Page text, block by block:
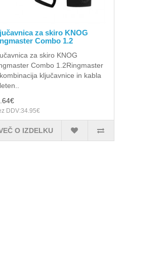
za skiro KNOG
Combo 1.2
za skiro KNOG
Combo 1.2Ringmaster
ključavnice in kabla
DDV:34.95€
O IZDELKU